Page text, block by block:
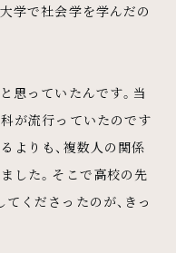
学で社会学を学んだの
思っていたんです。当
が流行っていたのです
よりも、複数人の関係
した。そこで高校の先
くださったのが、きっ